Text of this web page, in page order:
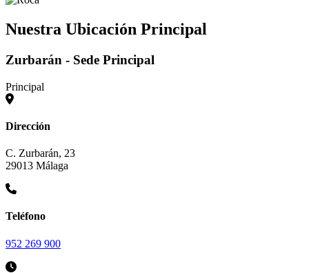
Nuestra Ubicación Principal
Zurbarán - Sede Principal
Principal
Dirección
C. Zurbarán, 23
29013 Málaga
Teléfono
952 269 900